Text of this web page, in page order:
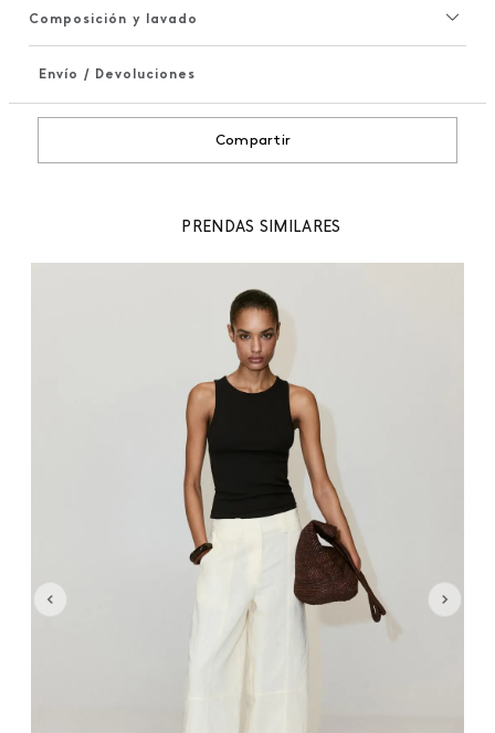
Composición y lavado
Envío / Devoluciones
Compartir
PRENDAS SIMILARES